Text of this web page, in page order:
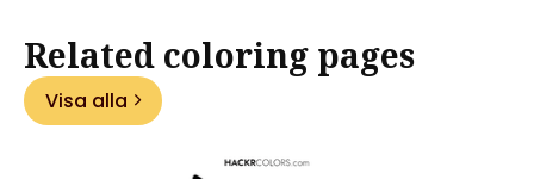
Related coloring pages
Visa alla